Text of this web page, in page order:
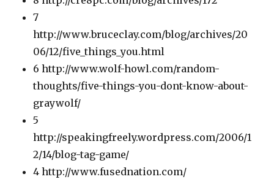
7
http://www.bruceclay.com/blog/archives/20
06/12/five_things_you.html
6 http://www.wolf-howl.com/random-
thoughts/five-things-you-dont-know-about-
graywolf/
5
http://speakingfreely.wordpress.com/2006/1
2/14/blog-tag-game/
4 http://www.fusednation.com/